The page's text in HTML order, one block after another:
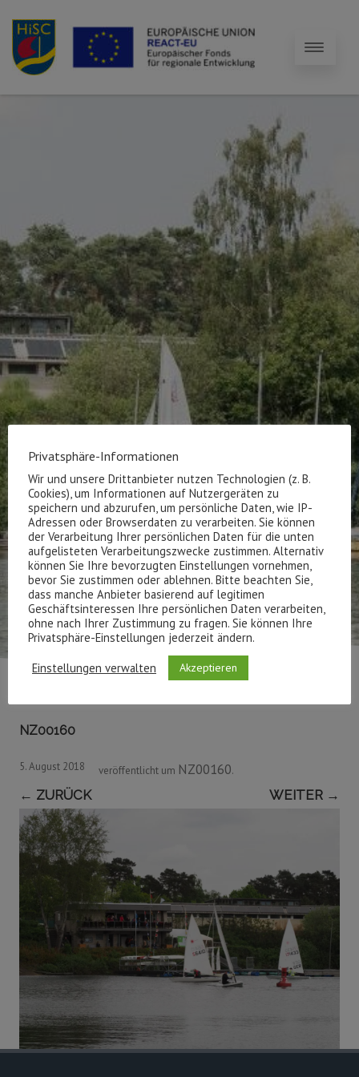
NZ00160
veröffentlicht
5. August 2018 um NZ00160.
← ZURÜCK WEITER →
Privatsphäre-Informationen
Wir und unsere Drittanbieter nutzen Technologien (z. B.
Cookies), um Informationen auf Nutzergeräten zu
speichern und abzurufen, um persönliche Daten, wie IP-
Adressen oder Browserdaten zu verarbeiten. Sie können
der Verarbeitung Ihrer persönlichen Daten für die unten
aufgelisteten Verarbeitungszwecke zustimmen. Alternativ
können Sie Ihre bevorzugten Einstellungen vornehmen,
bevor Sie zustimmen oder ablehnen. Bitte beachten Sie,
dass manche Anbieter basierend auf legitimen
Geschäftsinteressen Ihre persönlichen Daten verarbeiten,
ohne nach Ihrer Zustimmung zu fragen. Sie können Ihre
Privatsphäre-Einstellungen jederzeit ändern.
Einstellungen verwalten
Akzeptieren